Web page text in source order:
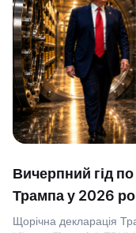
Вичерпний гід
Трампа у 2026
Щорічна декларація